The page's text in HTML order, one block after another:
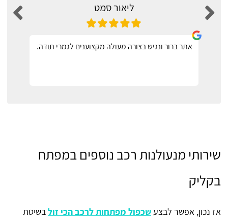
ליאור סמט
אתר ברור ונגיש בצורה מעולה מקצוענים לגמרי תודה.
שירותי מנעולנות רכב נוספים במפתח
בקליק
אז נכון, אפשר לבצעשכפול מפתחות לרכב הכי זולבשיטת